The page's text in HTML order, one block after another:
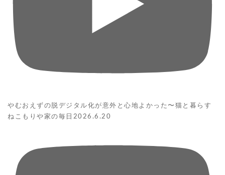
やむおえずの脱デジタル化が意外と心地よかった〜猫と暮らす
ねこもりや家の毎日2026.6.20